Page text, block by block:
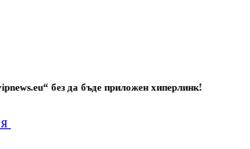
без да бъде приложен хиперлинк!